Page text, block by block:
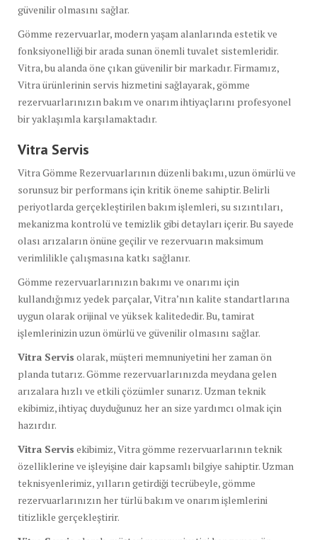
güvenilir olmasını sağlar.
Gömme rezervuarlar, modern yaşam alanlarında estetik ve
fonksiyonelliği bir arada sunan önemli tuvalet sistemleridir.
Vitra, bu alanda öne çıkan güvenilir bir markadır. Firmamız,
Vitra ürünlerinin servis hizmetini sağlayarak, gömme
rezervuarlarınızın bakım ve onarım ihtiyaçlarını profesyonel
bir yaklaşımla karşılamaktadır.
Vitra Servis
Vitra Gömme Rezervuarlarının düzenli bakımı, uzun ömürlü ve
sorunsuz bir performans için kritik öneme sahiptir. Belirli
periyotlarda gerçekleştirilen bakım işlemleri, su sızıntıları,
mekanizma kontrolü ve temizlik gibi detayları içerir. Bu sayede
olası arızaların önüne geçilir ve rezervuarın maksimum
verimlilikle çalışmasına katkı sağlanır.
Gömme rezervuarlarınızın bakımı ve onarımı için
kullandığımız yedek parçalar, Vitra’nın kalite standartlarına
uygun olarak orijinal ve yüksek kalitededir. Bu, tamirat
işlemlerinizin uzun ömürlü ve güvenilir olmasını sağlar.
Vitra Servis olarak, müşteri memnuniyetini her zaman ön
planda tutarız. Gömme rezervuarlarınızda meydana gelen
arızalara hızlı ve etkili çözümler sunarız. Uzman teknik
ekibimiz, ihtiyaç duyduğunuz her an size yardımcı olmak için
hazırdır.
Vitra Servis ekibimiz, Vitra gömme rezervuarlarının teknik
özelliklerine ve işleyişine dair kapsamlı bilgiye sahiptir. Uzman
teknisyenlerimiz, yılların getirdiği tecrübeyle, gömme
rezervuarlarınızın her türlü bakım ve onarım işlemlerini
titizlikle gerçekleştirir.